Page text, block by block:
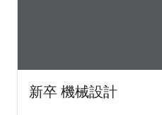
新卒 機械設計